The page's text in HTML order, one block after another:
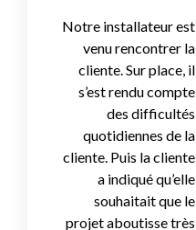
Notre installateur est
venu rencontrer la
cliente. Sur place, il
s’est rendu compte
des difficultés
quotidiennes de la
cliente. Puis la cliente
a indiqué qu’elle
souhaitait que le
projet aboutisse très